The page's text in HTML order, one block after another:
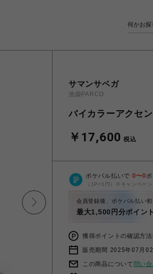
サマンサベガ
池袋PARCO
バイカラーアクセ
￥17,600 税込
ポケパル払いで 0〜0ポ
（1P=1円）※キャンペーン
会員登録後、ポケパル払い
最大1,500円分ポイン
獲得ポイントの確認方法
販売期間 2025年07月
この商品について 問い